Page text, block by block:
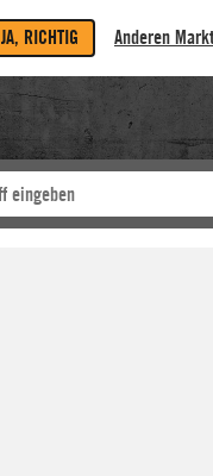
JA, RICHTIG Anderen